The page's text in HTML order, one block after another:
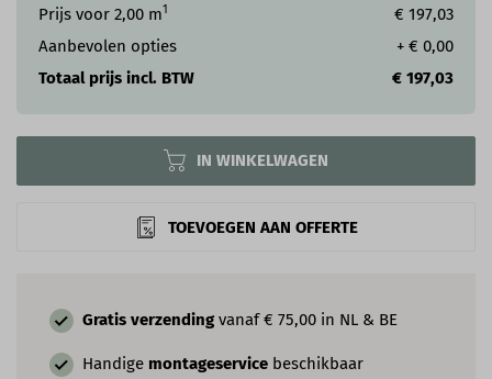
Gratis verzending vanaf € 75,00 in NL & BE
Handige montageservice beschikbaar
Prijs voor 2,00 m1
€ 197,03
Aanbevolen opties
+ € 0,00
Totaal prijs incl. BTW
€ 197,03
IN WINKELWAGEN
TOEVOEGEN AAN OFFERTE